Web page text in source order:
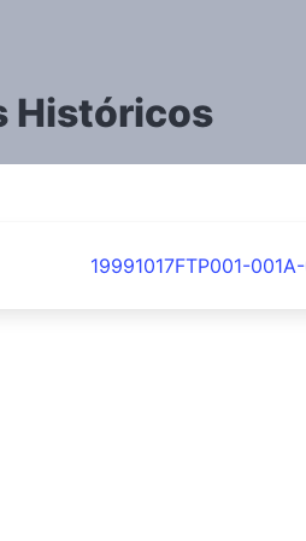
Históricos
19991017FTP001-